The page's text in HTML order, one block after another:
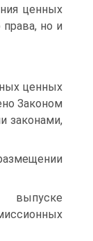
ценных
но и
ценных
Законом
законами,
выпуске